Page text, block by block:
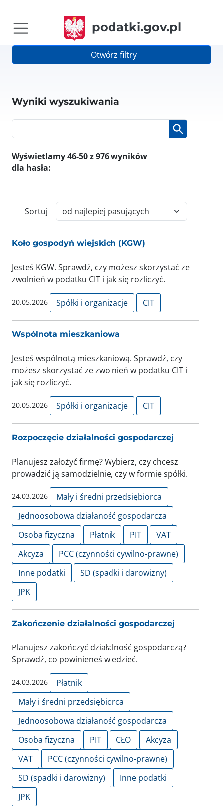
podatki.gov.pl
Otwórz filtry
Wyniki wyszukiwania
Wyświetlamy 46-50 z 976 wyników
dla hasła:
Sortuj
Koło gospodyń wiejskich (KGW)
Jesteś KGW. Sprawdź, czy możesz skorzystać ze
zwolnień w podatku CIT i jak się rozliczyć.
20.05.2026 Spółki i organizacje CIT
Wspólnota mieszkaniowa
Jesteś wspólnotą mieszkaniową. Sprawdź, czy
możesz skorzystać ze zwolnień w podatku CIT i
jak się rozliczyć.
20.05.2026 Spółki i organizacje CIT
Rozpoczęcie działalności gospodarczej
Planujesz założyć firmę? Wybierz, czy chcesz
prowadzić ją samodzielnie, czy w formie spółki.
24.03.2026
Mały i średni przedsiębiorca
Jednoosobowa działaność gospodarcza
Osoba fizyczna
Płatnik PIT
VAT
Akcyza
PCC (czynności cywilno-prawne)
Inne podatki
SD (spadki i darowizny)
JPK
Zakończenie działalności gospodarczej
Planujesz zakończyć działalność gospodarczą?
Sprawdź, co powinieneś wiedzieć.
24.03.2026
Płatnik
Mały i średni przedsiębiorca
Jednoosobowa działaność gospodarcza
Osoba fizyczna
PIT CŁO
Akcyza
VAT
PCC (czynności cywilno-prawne)
SD (spadki i darowizny)
Inne podatki
JPK